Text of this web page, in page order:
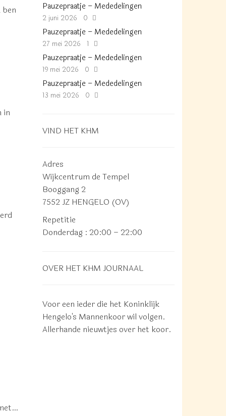
in
Pauzepraatje – Mededelingen
2 juni 2026 0
Pauzepraatje – Mededelingen
27 mei 2026 1
Pauzepraatje – Mededelingen
19 mei 2026 0
Pauzepraatje – Mededelingen
13 mei 2026 0
VIND HET KHM
Adres
Wijkcentrum de Tempel
Booggang 2
7552 JZ HENGELO (OV)
Repetitie
Donderdag : 20:00 – 22:00
OVER HET KHM JOURNAAL
Voor een ieder die het Koninklijk
Hengelo's Mannenkoor wil volgen.
Allerhande nieuwtjes over het koor.